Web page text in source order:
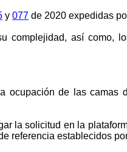
y 077 de 2020 expedidas
así como,
de las camas
la solicitud en la
referencia establecidos